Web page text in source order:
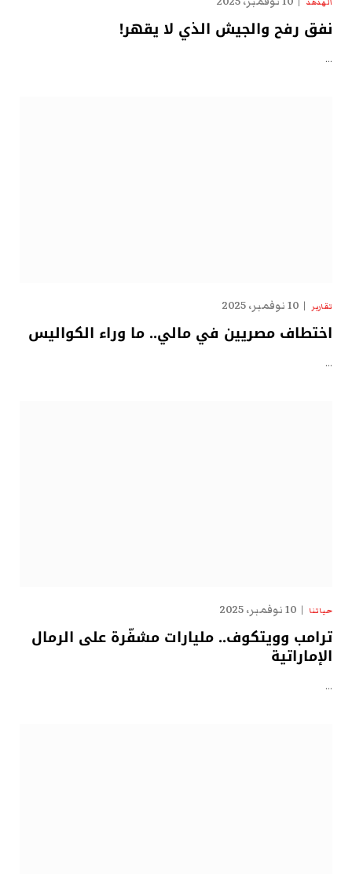
الهدهد
نفق رفح والجيش الذي لا يقهر!
…
تقارير 10 نوفمبر، 2025
اختطاف مصريين في مالي.. ما وراء الكواليس
…
حياتنا 10 نوفمبر، 2025
ترامب وويتكوف.. مليارات مشفّرة على الرمال
الإماراتية
…